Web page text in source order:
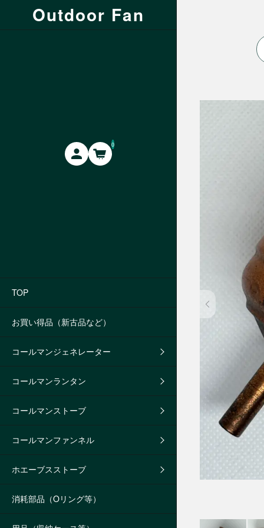
Outdoor Fan
0
TOP
お買い得品（新古品など）
コールマンジェネレーター
コールマンランタン
コールマンストーブ
コールマンファンネル
ホエーブスストーブ
消耗部品（Oリング等）